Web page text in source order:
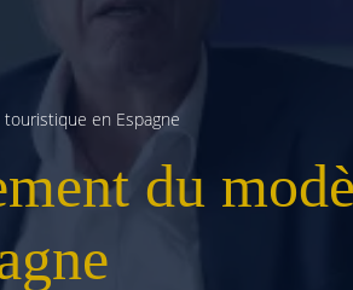
(Maghreb)
Afrique de l’Ouest
Afrique de l’Est
Afrique australe Asie du Sud-Est
en Espagne
du